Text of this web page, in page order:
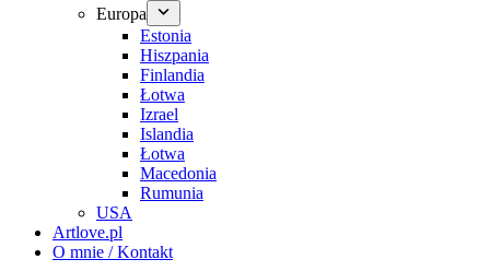
Europa
Estonia
Hiszpania
Finlandia
Łotwa
Izrael
Islandia
Łotwa
Macedonia
Rumunia
USA
Artlove.pl
O mnie / Kontakt